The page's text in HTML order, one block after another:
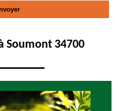
Soumont 34700